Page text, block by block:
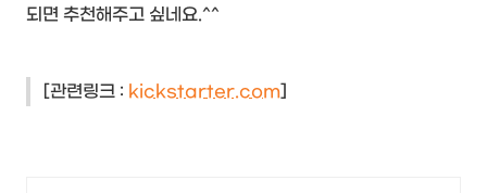
되면 추천해주고 싶네요.^^
[관련링크 : kickstarter.com]